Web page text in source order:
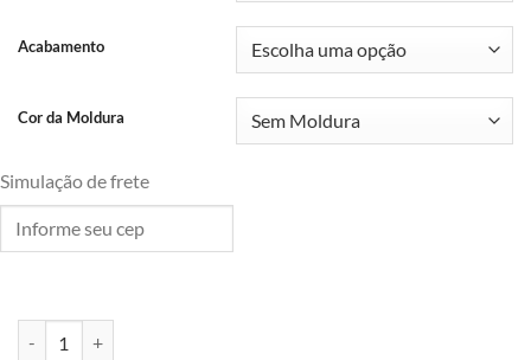
Acabamento
Cor da Moldura
Simulação de frete